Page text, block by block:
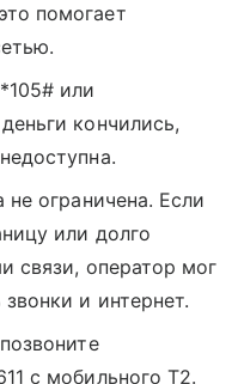
помогает
или
кончились,
не ограничена. Если
или долго
связи, оператор мог
и интернет.
с мобильного T2.